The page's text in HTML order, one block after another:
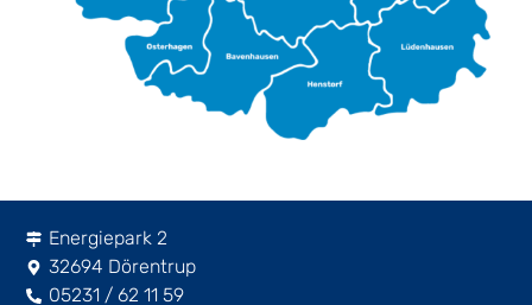
Energiepark 2
32694 Dörentrup
05231 / 62 11 59